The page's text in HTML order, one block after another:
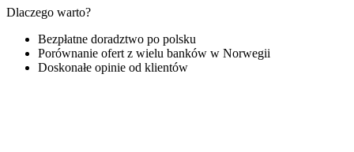
Dlaczego warto?
Bezpłatne doradztwo po polsku
Porównanie ofert z wielu banków w Norwegii
Doskonałe opinie od klientów